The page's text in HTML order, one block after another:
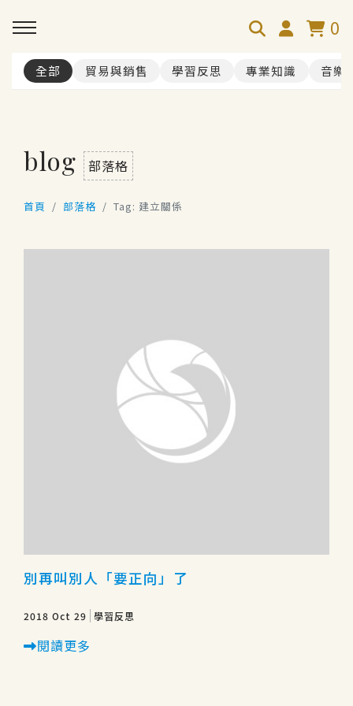
0
全部 貿易與銷售 學習反思 專業知識 音樂
blog 部落格
首頁 部落格 Tag: 建立關係
別再叫別人「要正向」了
2018 Oct 29 學習反思
閱讀更多